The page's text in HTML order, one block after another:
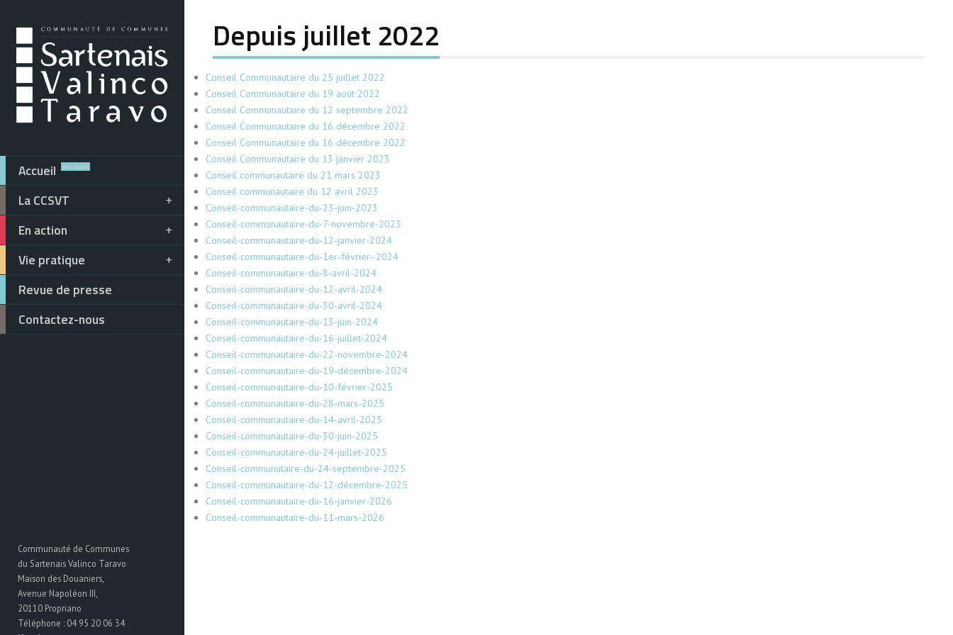
Accueil description
La CCSVT
En action
Vie pratique
Revue de presse
Contactez-nous
Communauté de Communes
du Sartenais Valinco Taravo
Maison des Douaniers,
Avenue Napoléon III,
20110 Propriano
Téléphone : 04 95 20 06 34
Depuis juillet 2022
Conseil Communautaire du 25 juillet 2022
Conseil Communautaire du 19 août 2022
Conseil Communautaire du 12 septembre 2022
Conseil Communautaire du 16 décembre 2022
Conseil Communautaire du 16 décembre 2022
Conseil Communautaire du 13 janvier 2023
Conseil communautaire du 21 mars 2023
Conseil communautaire du 12 avril 2023
Conseil-communautaire-du-23-juin-2023
Conseil-communautaire-du-7-novembre-2023
Conseil-communautaire-du-12-janvier-2024
Conseil-communautaire-du-1er-février- 2024
Conseil-communautaire-du-8-avril-2024
Conseil-communautaire-du-12-avril-2024
Conseil-communautaire-du-30-avril-2024
Conseil-communautaire-du-13-juin-2024
Conseil-communautaire-du-16-juillet-2024
Conseil-communautaire-du-22-novembre-2024
Conseil-communautaire-du-19-décembre-2024
Conseil-communautaire-du-10-février-2025
Conseil-communautaire-du-28-mars-2025
Conseil-communautaire-du-14-avril-2025
Conseil-communautaire-du-30-juin-2025
Conseil-communautaire-du-24-juillet-2025
Conseil-communutaire-du-24-septembre-2025
Conseil-communautaire-du-12-décembre-2025
Conseil-communautaire-du-16-janvier-2026
Conseil-communautaire-du-11-mars-2026